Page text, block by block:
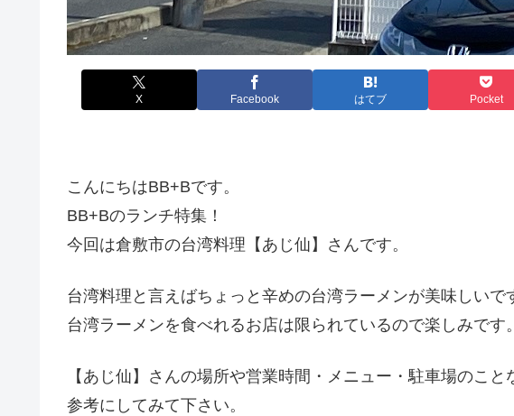
X Facebook はてブ Pocket
こんにちはBB+Bです。
BB+Bのランチ特集！
今回は倉敷市の台湾料理【あじ仙】さんです。
台湾料理と言えばちょっと辛めの台湾ラーメンが美味しいで
台湾ラーメンを食べれるお店は限られているので楽しみです。
【あじ仙】さんの場所や営業時間・メニュー・駐車場のこ
参考にしてみて下さい。